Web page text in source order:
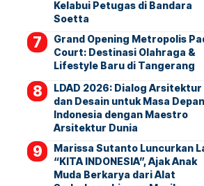
Kelabui Petugas di Bandara
Soetta
Grand Opening Metropolis
Court: Destinasi Olahraga &
Lifestyle Baru di Tangerang
LDAD 2026: Dialog Arsitektur
dan Desain untuk Masa Depan
Indonesia dengan Maestro
Arsitektur Dunia
Marissa Sutanto Luncurkan
“KITA INDONESIA”, Ajak Anak
Muda Berkarya dari Alat